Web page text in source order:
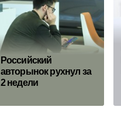
Российский
авторынок рухнул за
2 недели